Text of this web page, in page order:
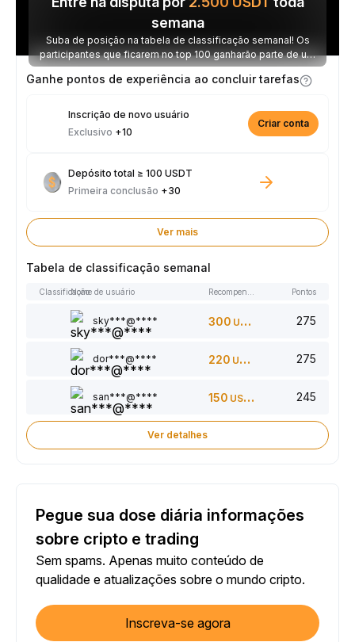
semana
Suba de posição na tabela de classificação semanal! Os
participantes que ficarem no top 100 ganharão parte de um
prêmio de 2.500 USDT toda semana.
Ganhe pontos de experiência ao concluir tarefas
Inscrição de novo usuário
Exclusivo +10
Criar conta
Depósito total ≥ 100 USDT
Primeira conclusão +30
Ver mais
Tabela de classificação semanal
ClassificaçãoNome de usuário Pontos
sky***@**** 300 USDT 275
dor***@**** 220 USDT 275
san***@**** 150 USDT 245
Ver detalhes
Pegue sua dose diária informações
sobre cripto e trading
Sem spams. Apenas muito conteúdo de
qualidade e atualizações sobre o mundo cripto.
Inscreva-se agora